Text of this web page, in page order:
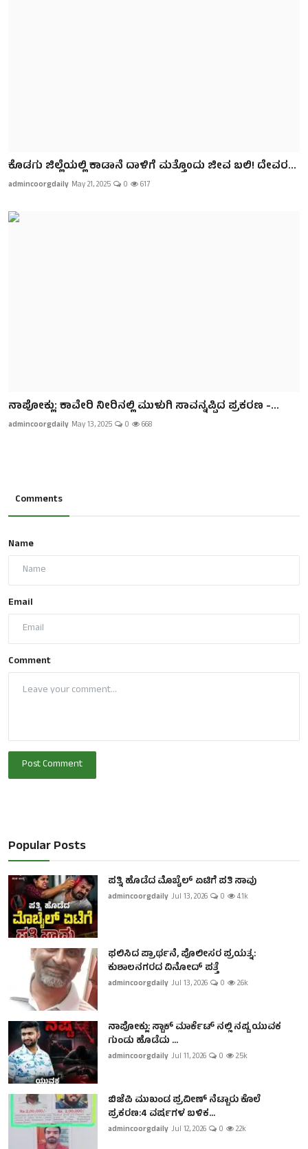
ಕೊಡಗು ಜಿಲ್ಲೆಯಲ್ಲಿ ಕಾಡಾನೆ ದಾಳಿಗೆ ಮತ್ತೊಂದು ಜೀವ ಬಲಿ! ದೇವರ...
admincoorgdaily May 21, 2025 0 617
ನಾಪೋಕ್ಲು: ಕಾವೇರಿ ನೀರಿನಲ್ಲಿ ಮುಳುಗಿ ಸಾವನ್ನಪ್ಪಿದ ಪ್ರಕರಣ -...
admincoorgdaily May 13, 2025 0 668
Comments
Name
Email
Comment
Post Comment
Popular Posts
ಪತ್ನಿ ಹೊಡೆದ ಮೊಬೈಲ್ ಏಟಿಗೆ ಪತಿ ಸಾವು
admincoorgdaily Jul 13, 2026 0 4.1k
ಫಲಿಸಿದ ಪ್ರಾರ್ಥನೆ, ಪೊಲೀಸರ ಪ್ರಯತ್ನ:
ಕುಶಾಲನಗರದ ವಿನೋದ್ ಪತ್ತೆ
admincoorgdaily Jul 13, 2026 0 2.6k
ನಾಪೋಕ್ಲು: ಸ್ಟಾಕ್ ಮಾರ್ಕೆಟ್ ನಲ್ಲಿ ನಷ್ಟ ಯುವಕ
ಗುಂಡು ಹೊಡೆದು ...
admincoorgdaily Jul 11, 2026 0 2.5k
ಬಿಜೆಪಿ ಮುಖಂಡ ಪ್ರವೀಣ್ ನೆಟ್ಟಾರು ಕೊಲೆ
ಪ್ರಕರಣ:4 ವರ್ಷಗಳ ಬಳಿಕ...
admincoorgdaily Jul 12, 2026 0 2.2k